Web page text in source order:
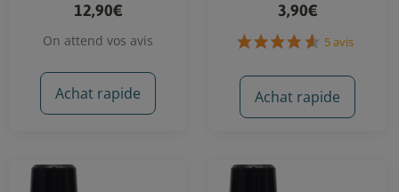
12,90€
On attend vos avis
Achat rapide
3,90€
5 avis
Achat rapide